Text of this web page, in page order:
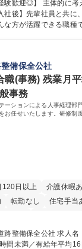
、毎日のメンテナン
ていただき、会社全
様なキャリアパスを
◎/リモート可/世界で
歓迎◎】 主体的に考
社後】先輩社員と共に
関心がある 【魅力】■
（年間25万円まで）
院 大学 語学
備保全公社
職(事務) 残業月
事務
ーションによる人事経理部
お任せいたします。研修制
120日以上
介護休暇
転勤なし 住宅手当
あり 食事補助あり
人名 【都庁グループ】総
有給年平均16日取得 仕事